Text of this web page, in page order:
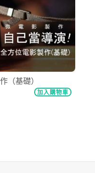
（基礎）
加入購物車